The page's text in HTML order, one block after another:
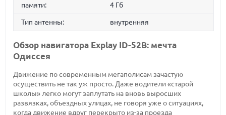
памяти:
4 Гб
Тип антенны: внутренняя
Обзор навигатора Explay ID-52B: мечта
Одиссея
Движение по современным мегаполисам зачастую
осуществить не так уж просто. Даже водители «старой
школы» легко могут заплутать на вновь выросших
развязках, объездных улицах, не говоря уже о ситуациях,
когда движение вдруг перекрыто из-за проезда